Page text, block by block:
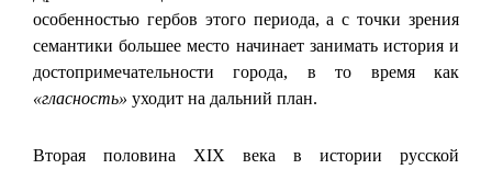
особенностью гербов этого периода, а с точки зрения
семантики большее место начинает занимать история и
достопримечательности города, в то время как
«гласность» уходит на дальний план.
Вторая половина XIX века в истории русской